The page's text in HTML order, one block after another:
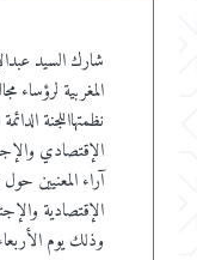
شارك السيد
المغربية لرؤساء
نظمتهااللجنة
الإقتصادي
آراء المعنيين
الإقتصادية
وذلك يوم الأربعاء 8 يونيو 2022